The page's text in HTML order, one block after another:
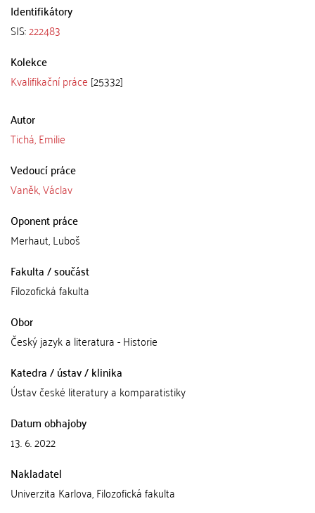
Identifikátory
SIS:222483
Kolekce
Kvalifikační práce [25332]
Autor
Tichá, Emilie
Vedoucí práce
Vaněk, Václav
Oponent práce
Merhaut, Luboš
Fakulta / součást
Filozofická fakulta
Obor
Český jazyk a literatura - Historie
Katedra / ústav / klinika
Ústav české literatury a komparatistiky
Datum obhajoby
13. 6. 2022
Nakladatel
Univerzita Karlova, Filozofická fakulta